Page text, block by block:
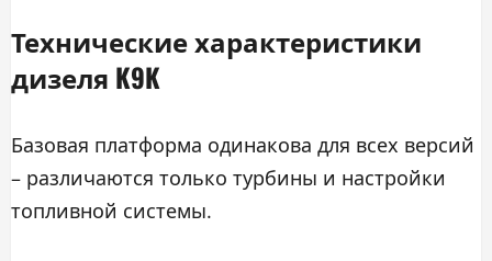
Технические характеристики
дизеля K9K
Базовая платформа одинакова для всех версий
– различаются только турбины и настройки
топливной системы.